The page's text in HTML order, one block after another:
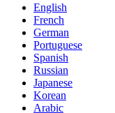
English
French
German
Portuguese
Spanish
Russian
Japanese
Korean
Arabic